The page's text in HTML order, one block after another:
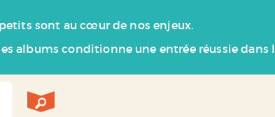
sont au cœur de nos enjeux.
albums conditionne une entrée réussie dans